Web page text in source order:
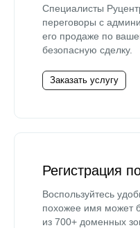
Специалисты
переговоры с
его продаже по
безопасную сделку.
Заказать услугу
Регистрация
Воспользуйтесь
похожее имя может
из 700+ доменных